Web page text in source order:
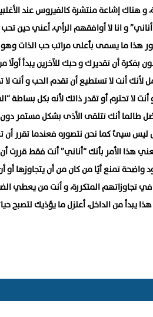
و هناك إشاعة منتشرة كالفيروس عند
و انا لا أوافقهم الرأي، أعني حين
هذا ما يسمى بأعلى مراتب حب الذات وهو
أن تقديرك و حبك للآخرين يبدأ أولًا
لأنك أنت لا تستطيع أن تقدم الحب و أنت لا
لا تحترم أو تقدر ذاتك لأنه بكل بساطة
طالما أنك تتلقى الأذى بشكل مستمر
سيئ كما نحن نتصوره فعندما تقرر أن
هذا الأمر بأنك “أناني” أنت فقط قررت
واضحة تمنع أيًا من كان من أن يتجاوزها أو
تجاوزاتهم المتكررة، و أنت من يعطي
يبدأ من الداخل، أعتزل ما يؤذيك لتصبح